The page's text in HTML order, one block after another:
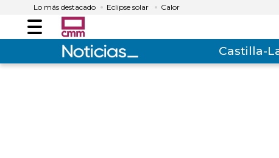
Lo más destacado Eclipse solar Calor
Menú
Castilla-